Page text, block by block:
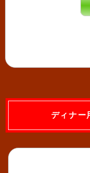
ディナー